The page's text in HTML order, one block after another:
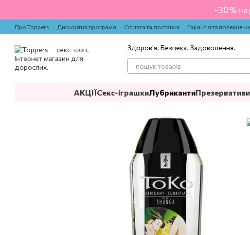
-30% на
Про Toppers Дисконтна програма Оплата та доставка Гарантія та
Здоров'я. Безпека. Задоволення.
АКЦІЇСекс-іграшкиЛубрикантиПрезервативи